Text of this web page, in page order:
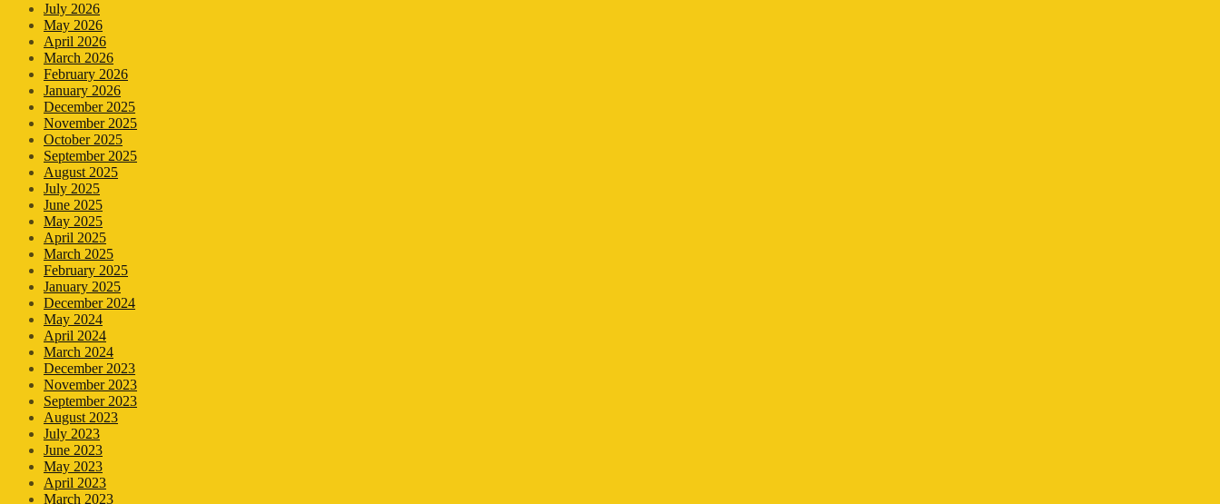
July 2026
May 2026
April 2026
March 2026
February 2026
January 2026
December 2025
November 2025
October 2025
September 2025
August 2025
July 2025
June 2025
May 2025
April 2025
March 2025
February 2025
January 2025
December 2024
May 2024
April 2024
March 2024
December 2023
November 2023
September 2023
August 2023
July 2023
June 2023
May 2023
April 2023
March 2023